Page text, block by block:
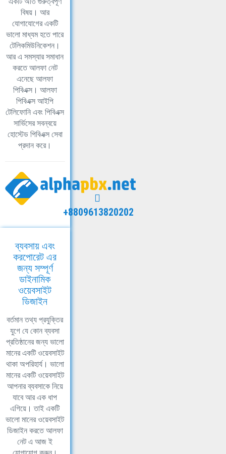
বিষয়। আর
যোগাযোগের একটি
ভালো মাধ্যম হতে পারে
টেলিকমিউনিকেশন।
আর এ সমস্যার সমাধান
করতে আলফা নেট
এনেছে আলফা
পিবিএক্স। আলফা
পিবিএক্স আইপি
টেলিফোনি এবং পিবিএক্স
সার্ভিসের সবন্বয়ে
হোস্টেড পিবিএক্স সেবা
প্রদান করে।
+8809613820202
ব্যবসায় এবং
করপোরেট এর
জন্য সম্পূর্ণ
ডাইনামিক
ওয়েবসাইট
ডিজাইন
বর্তমান তথ্য প্রযুক্তির
যুগে যে কোন ব্যবসা
প্রতিষ্ঠানের জন্য ভালো
মানের একটি ওয়েবসাইট
থাকা অপরিহার্য। ভালো
মানের একটি ওয়েবসাইট
আপনার ব্যবসাকে নিয়ে
যাবে আর এক ধাপ
এগিয়ে। তাই একটি
ভালো মানের ওয়েবসাইট
ডিজাইন করতে আলফা
নেট এ আজ ই